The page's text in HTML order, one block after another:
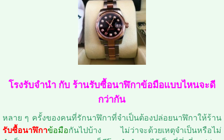
โรงรับจำนำ กับ ร้านรับซื้อนาฬิกาข้อมือแบบไหนจะดี
กว่ากัน
หลาย ๆ ครั้งของคนที่รักนาฬิกาที่จำเป็นต้องปล่อยนาฬิกาให้ร้าน
รับซื้อนาฬิกาข้อมือกันไปบ้าง ไม่ว่าจะด้วยเหตุจำเป็นหรือไม่